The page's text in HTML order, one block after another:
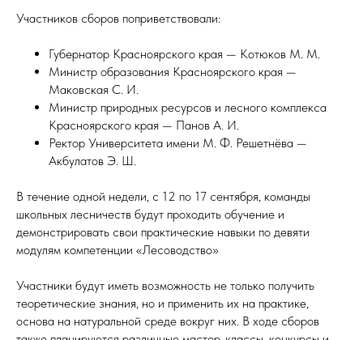
Участников сборов поприветствовали:
Губернатор Красноярского края — Котюков М. М.
Министр образования Красноярского края —
Маковская С. И.
Министр природных ресурсов и лесного комплекса
Красноярского края — Панов А. И.
Ректор Университета имени М. Ф. Решетнёва —
Акбулатов Э. Ш.
В течение одной недели, с 12 по 17 сентября, команды
школьных лесничеств будут проходить обучение и
демонстрировать свои практические навыки по девяти
модулям компетенции «Лесоводство»
Участники будут иметь возможность не только получить
теоретические знания, но и применить их на практике,
основа на натуральной среде вокруг них. В ходе сборов